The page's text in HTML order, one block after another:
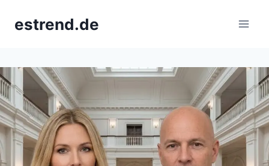
estrend.de